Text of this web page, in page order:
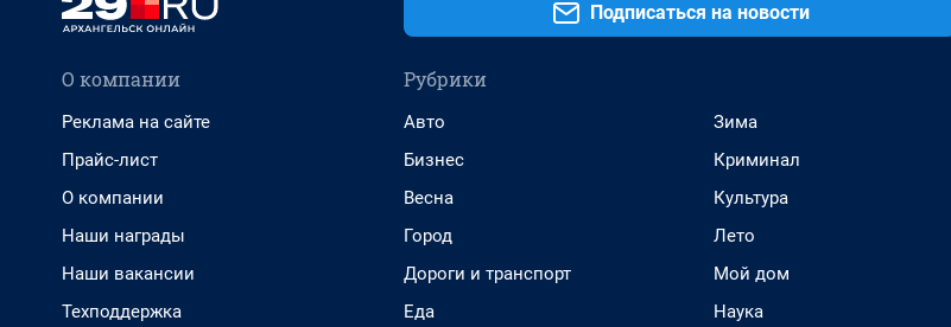
Подписаться на новости
О компании
Реклама на сайте
Прайс-лист
О компании
Наши награды
Наши вакансии
Техподдержка
Рубрики
Авто
Бизнес
Весна
Город
Дороги и транспорт
Еда
Зима
Криминал
Культура
Лето
Мой дом
Наука